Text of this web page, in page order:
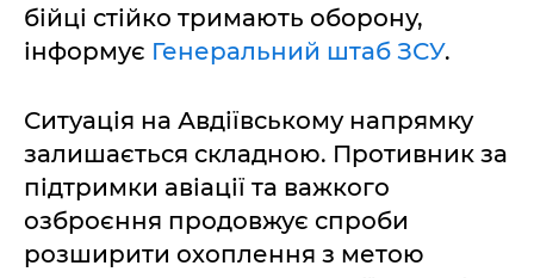
бійці стійко тримають оборону,
інформує Генеральний штаб ЗСУ.
Ситуація на Авдіївському напрямку
залишається складною. Противник за
підтримки авіації та важкого
озброєння продовжує спроби
розширити охоплення з метою